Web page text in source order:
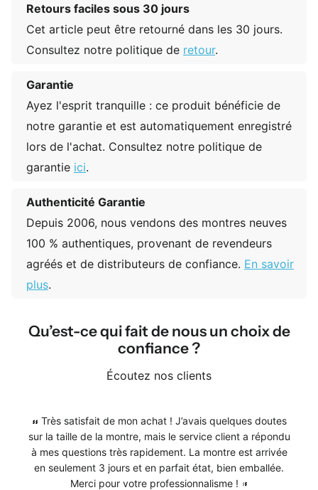
Retours faciles sous 30 jours
Cet article peut être retourné dans les 30 jours.
Consultez notre politique de retour.
Garantie
Ayez l'esprit tranquille : ce produit bénéficie de
notre garantie et est automatiquement enregistré
lors de l'achat. Consultez notre politique de
garantie ici.
Authenticité Garantie
Depuis 2006, nous vendons des montres neuves
100 % authentiques, provenant de revendeurs
agréés et de distributeurs de confiance. En savoir
plus.
Qu’est-ce qui fait de nous un choix de
confiance ?
Écoutez nos clients
Très satisfait de mon achat ! J’avais quelques doutes
sur la taille de la montre, mais le service client a répondu
à mes questions très rapidement. La montre est arrivée
en seulement 3 jours et en parfait état, bien emballée.
Merci pour votre professionnalisme !